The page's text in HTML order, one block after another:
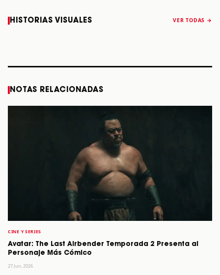
HISTORIAS VISUALES VER TODAS →
a Monterrey el
Staiti, guitarrista
anuncia “Reality
NOTAS RELACIONADAS
CINE Y SERIES
Avatar: The Last Airbender Temporada 2 Presenta al
Personaje Más Cómico
27 Jun, 2026